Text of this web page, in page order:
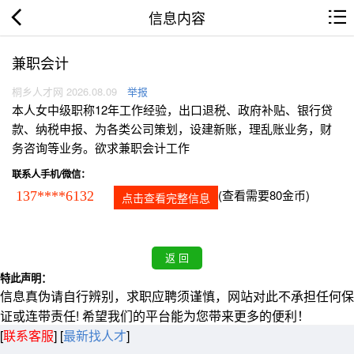
信息内容
兼职会计
桐乡人才网 2026.08.09 举报
本人女中级职称12年工作经验，出口退税、政府补贴、银行贷
款、纳税申报、为各类公司策划，设建新账，理乱账业务，财
务咨询等业务。欲求兼职会计工作
联系人手机/微信：
137****6132 点击查看完整信息 (查看需要80金币)
特此声明：
信息真伪请自行辨别，求职应聘须谨慎，网站对此不承担任何保
证或连带责任! 希望我们的平台能为您带来更多的便利！
[联系客服] [最新找人才]